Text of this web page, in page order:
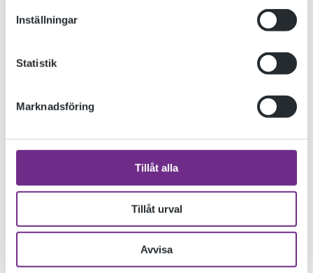
Inställningar
Statistik
Marknadsföring
Tillåt alla
Tillåt urval
Avvisa
« TIDIGARE INLÄGG